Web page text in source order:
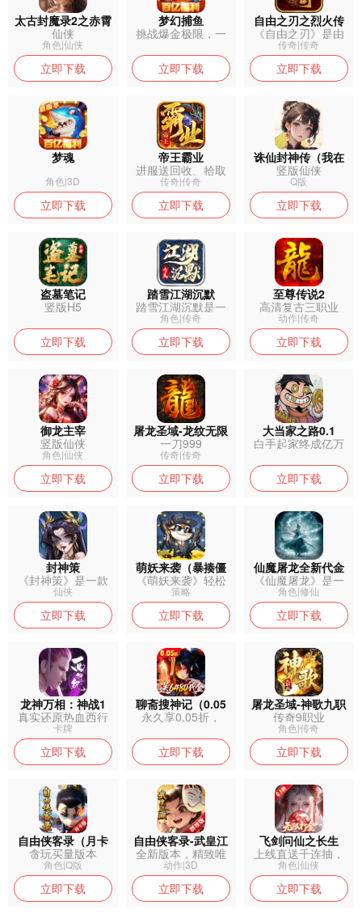
太古封魔录2之赤霄
御灵
仙侠
角色|仙侠
立即下载
梦幻捕鱼
挑战爆金极限，一
立即下载
自由之刃之烈火传
奇
《自由之刃》是由
贪玩游戏推出...
传奇|传奇
立即下载
梦魂
角色|3D
立即下载
帝王霸业
进服送回收、拾取
★召唤火龙神...
传奇|传奇
立即下载
诛仙封神传（我在
仙界）
竖版仙侠
Q版
立即下载
盗墓笔记
竖版H5
立即下载
踏雪江湖沉默
踏雪江湖沉默是一
款复古传奇手...
角色|传奇
立即下载
至尊传说2
高清复古三职业
动作|传奇
立即下载
御龙主宰
竖版仙侠
角色|仙侠
立即下载
屠龙圣域-龙纹无限
刀
一刀999
传奇|传奇
立即下载
大当家之路0.1
白手起家终成亿万
立即下载
封神策
《封神策》是一款
以封神题材为...
仙侠
立即下载
萌妖来袭（暴揍僵
尸）
《萌妖来袭》轻松
上头的放置卡...
策略
立即下载
仙魔屠龙全新代金
《仙魔屠龙》是一
款以中国古典...
角色|修仙
立即下载
龙神万相：神战1
真实还原热血西行
之旅
卡牌
立即下载
聊斋搜神记（0.05
折开局6480）
永久享0.05折，
立即下载
屠龙圣域-神歌九职
业
传奇9职业
角色|传奇
立即下载
自由侠客录（月卡
版）
贪玩买量版本
角色|Q版
立即下载
自由侠客录-武皇江
湖群攻版
全新版本，精致唯
美的游戏画面...
动作|3D
立即下载
飞剑问仙之长生
上线直送千连抽，
极品仙灵随心...
角色|仙侠
立即下载